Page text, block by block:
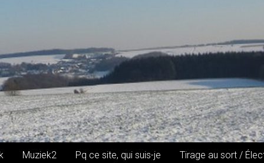
Muziek2 Pq ce site, qui suis-je Tirage au sort /